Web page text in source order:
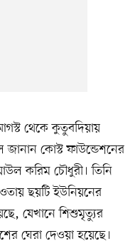
থেকে কুতুবদিয়ায়
জানান কোস্ট ফাউন্ডেশনের
করিম চৌধুরী। তিনি
ছয়টি ইউনিয়নের
যেখানে শিশুমৃত্যুর
ঘেরা দেওয়া হয়েছে।